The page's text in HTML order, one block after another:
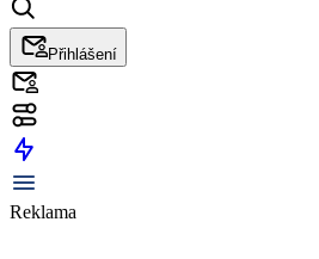
Přihlášení
Reklama